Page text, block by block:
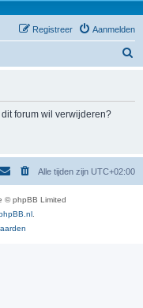
Aanmelden
Registreer
forum wil verwijderen?
Alle tijden zijn UTC+02:00
© phpBB Limited